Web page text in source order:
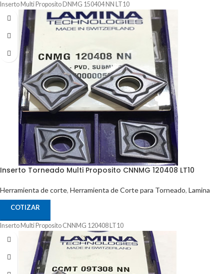
Inserto Multi Proposito DNMG 150404 NN LT10
Inserto Torneado Multi Proposito CNNMG 120408 LT10
Herramienta de corte, Herramienta de Corte para Torneado, Lamina
COTIZAR
Inserto Multi Proposito CNNMG 120408 LT10